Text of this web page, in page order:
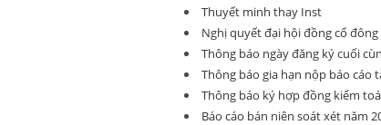
Thuyết minh thay Inst
Nghị quyết đại hội đồng cổ đông
Thông báo ngày đăng ký cuối
Thông báo gia hạn nộp báo cáo
Thông báo ký hợp đồng kiểm
Báo cáo bán niên soát xét năm